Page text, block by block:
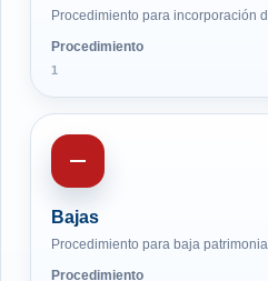
Procedimiento para incorporación
Procedimiento
1
Bajas
Procedimiento para baja
Procedimiento